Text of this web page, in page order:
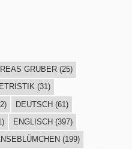
GRUBER(25)
(31)
DEUTSCH(61)
ENGLISCH (397)
(199)